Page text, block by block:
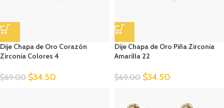
Dije Chapa de Oro Corazón
Zirconia Colores 4
$69.00 $34.50
Dije Chapa de Oro Piña Zirconia
Amarilla 22
$69.00 $34.50